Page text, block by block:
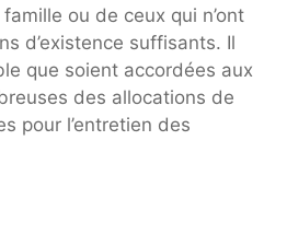
ou de ceux qui n’ont
d’existence suffisants. Il
que soient accordées aux
des allocations de
pour l’entretien des